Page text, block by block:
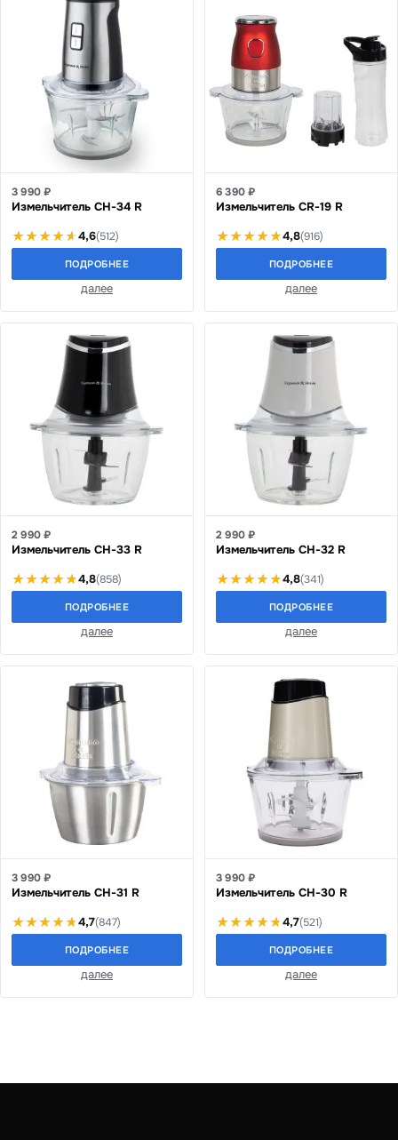
3 990 ₽
Измельчитель CH-34 R
4,6(512)
ПОДРОБНЕЕ
далее
6 390 ₽
Измельчитель CR-19 R
4,8(916)
ПОДРОБНЕЕ
далее
2 990 ₽
Измельчитель CH-33 R
4,8(858)
ПОДРОБНЕЕ
далее
2 990 ₽
Измельчитель CH-32 R
4,8(341)
ПОДРОБНЕЕ
далее
3 990 ₽
Измельчитель CH-31 R
4,7(847)
ПОДРОБНЕЕ
далее
3 990 ₽
Измельчитель CH-30 R
4,7(521)
ПОДРОБНЕЕ
далее